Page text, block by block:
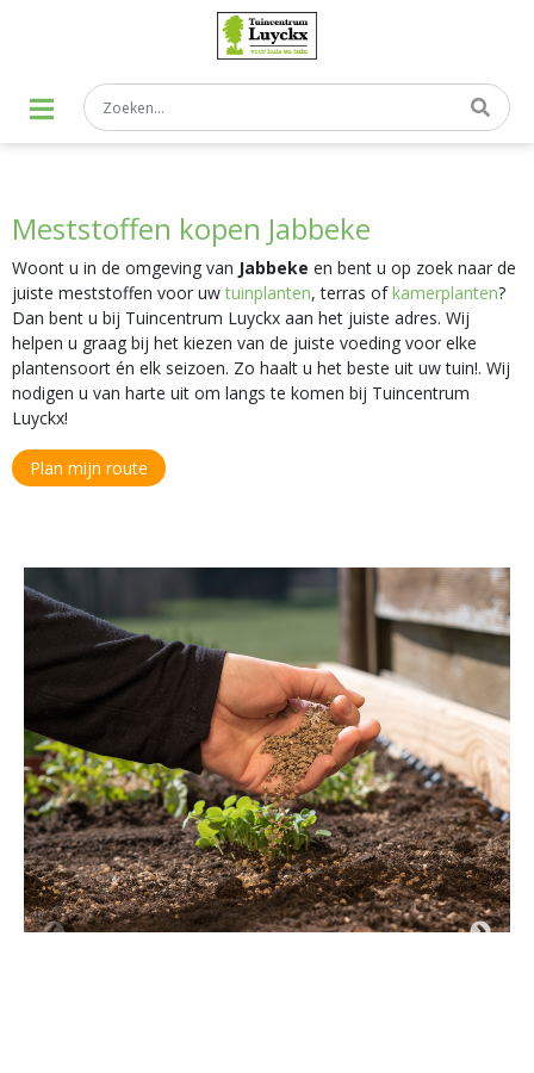
Meststoffen kopen Jabbeke
Woont u in de omgeving van Jabbeke en bent u op zoek naar de
juiste meststoffen voor uwtuinplanten, terras ofkamerplanten?
Dan bent u bij Tuincentrum Luyckx aan het juiste adres. Wij
helpen u graag bij het kiezen van de juiste voeding voor elke
plantensoort én elk seizoen. Zo haalt u het beste uit uw tuin!. Wij
nodigen u van harte uit om langs te komen bij Tuincentrum
Luyckx!
Plan mijn route